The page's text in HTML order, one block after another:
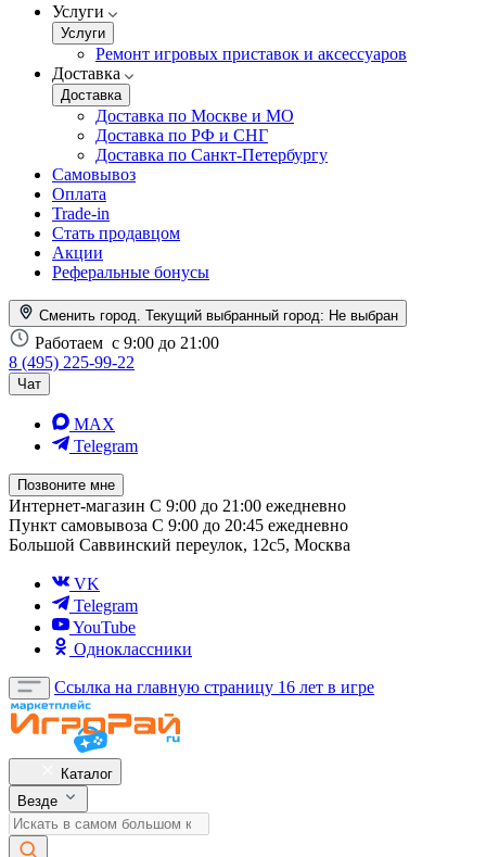
Услуги
Услуги
Ремонт игровых приставок и аксессуаров
Доставка
Доставка
Доставка по Москве и МО
Доставка по РФ и СНГ
Доставка по Санкт-Петербургу
Самовывоз
Оплата
Trade-in
Стать продавцом
Акции
Реферальные бонусы
Сменить город. Текущий выбранный город: Не выбран
Работаем с 9:00 до 21:00
8 (495) 225-99-22
Чат
MAX
Telegram
Позвоните мне
Интернет-магазин С 9:00 до 21:00 ежедневно
Пункт самовывоза С 9:00 до 20:45 ежедневно
Большой Саввинский переулок, 12с5, Москва
VK
Telegram
YouTube
Одноклассники
Ссылка на главную страницу 16 лет в игре
Каталог
Везде